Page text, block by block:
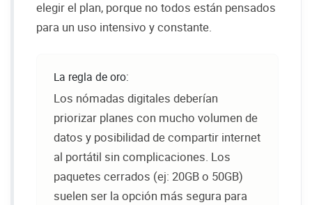
elegir el plan, porque no todos están pensados
para un uso intensivo y constante.
La regla de oro:
Los nómadas digitales deberían
priorizar planes con mucho volumen de
datos y posibilidad de compartir internet
al portátil sin complicaciones. Los
paquetes cerrados (ej: 20GB o 50GB)
suelen ser la opción más segura para